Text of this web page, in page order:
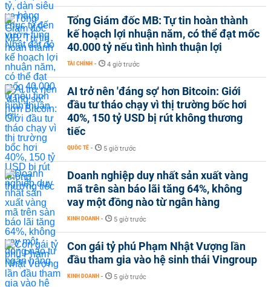
Tổng Giám đốc MB: Tự tin hoàn thành
kế hoạch lợi nhuận năm, có thể đạt mốc
40.000 tỷ nếu tình hình thuận lợi
TÀI CHÍNH - 4 giờ trước
AI trở nên 'đáng sợ' hơn Bitcoin: Giới
đầu tư tháo chạy vì thị trường bốc hơi
40%, 150 tỷ USD bị rút không thương
tiếc
QUỐC TẾ - 5 giờ trước
Doanh nghiệp duy nhất sản xuất vàng
mã trên sàn báo lãi tăng 64%, không
vay một đồng nào từ ngân hàng
KINH DOANH - 5 giờ trước
Con gái tỷ phú Phạm Nhật Vượng lần
đầu tham gia vào hệ sinh thái Vingroup
KINH DOANH - 5 giờ trước